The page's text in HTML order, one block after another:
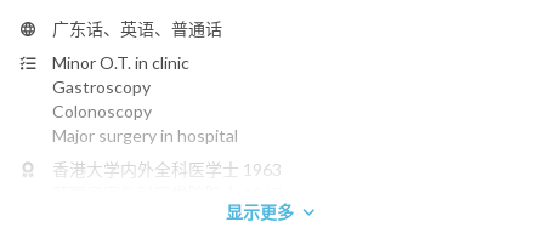
广东话、英语、普通话
Minor O.T. in clinic
Gastroscopy
Colonoscopy
Major surgery in hospital
香港大学内外全科医学士 1963
英国爱丁堡皇家外科医学院院士 1967
显示更多